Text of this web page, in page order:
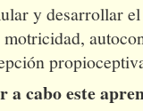
y desarrollar
a cabo este